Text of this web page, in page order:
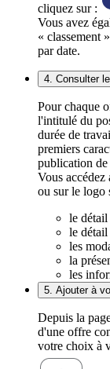
cliquez sur :
Vous avez
« classement
par date.
4. Consulter
Pour chaque
l'intitulé du
durée de
premiers
publication
Vous
ou sur le logo
le détail
le
les
la
les
5. Ajouter à
Depuis la
d'une offre
votre choix à